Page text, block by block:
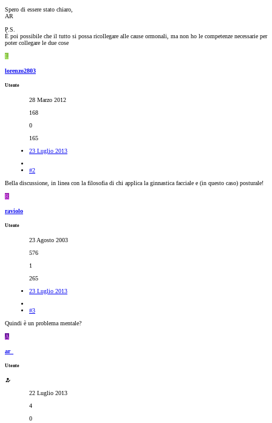
Spero di essere stato chiaro,
AR
P.S.
È poi possibile che il tutto si possa ricollegare alle cause ormonali, ma non ho le competenze necessarie per
poter collegare le due cose
L
lorenzo2803
Utente
28 Marzo 2012
168
0
165
23 Luglio 2013
#2
Bella discussione, in linea con la filosofia di chi applica la ginnastica facciale e (in questo caso) posturale!
R
raviolo
Utente
23 Agosto 2003
576
1
265
23 Luglio 2013
#3
Quindi è un problema mentale?
A
ar_
Utente
22 Luglio 2013
4
0